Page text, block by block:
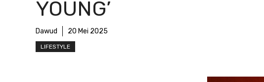
YOUNG’
Dawud 20 Mei 2025
LIFESTYLE